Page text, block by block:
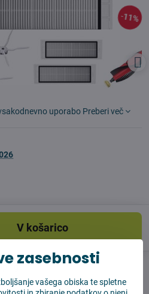
11%
uporabo Preberi več
V košarico
zasebnosti
vašega obiska te spletne